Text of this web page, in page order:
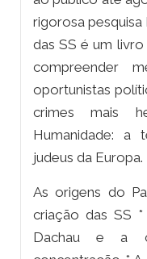
rigorosa
das SS é um livro
compreender
oportunistas
crimes mais
Humanidade: a
judeus da Europa.
As origens do
criação das SS
Dachau e a